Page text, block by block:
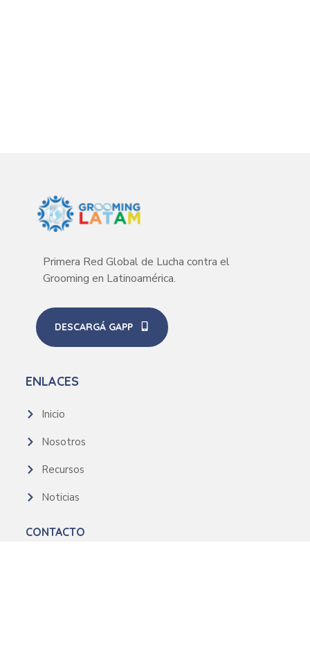
Primera Red Global de Lucha contra el
Grooming en Latinoamérica.
DESCARGÁ GAPP
ENLACES
Inicio
Nosotros
Recursos
Noticias
CONTACTO